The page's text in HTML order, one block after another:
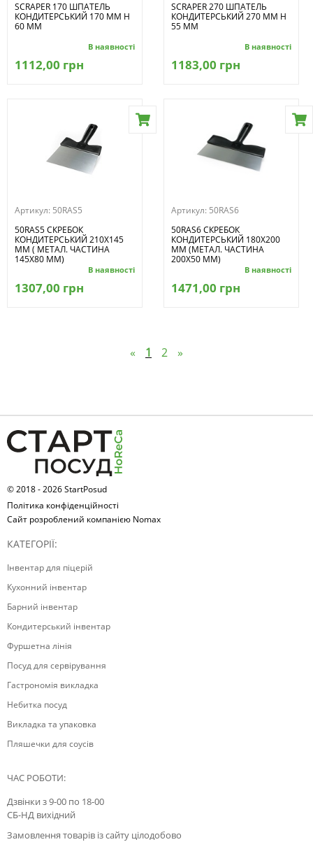
SCRAPER 170 ШПАТЕЛЬ
КОНДИТЕРСЬКИЙ 170 ММ H
60 ММ
В наявності
1112,00 грн
SCRAPER 270 ШПАТЕЛЬ
КОНДИТЕРСЬКИЙ 270 ММ H
55 ММ
В наявності
1183,00 грн
Артикул: 50RAS5
50RAS5 СКРЕБОК
КОНДИТЕРСЬКИЙ 210X145
ММ ( МЕТАЛ. ЧАСТИНА
145Х80 ММ)
В наявності
1307,00 грн
Артикул: 50RAS6
50RAS6 СКРЕБОК
КОНДИТЕРСЬКИЙ 180X200
ММ (МЕТАЛ. ЧАСТИНА
200Х50 ММ)
В наявності
1471,00 грн
« 1 2 »
© 2018 - 2026 StartPosud
Політика конфіденційності
Сайт розроблений компанією Nomax
КАТЕГОРІЇ:
Інвентар для піцерій
Кухонний інвентар
Барний інвентар
Кондитерський інвентар
Фуршетна лінія
Посуд для сервірування
Гастрономія викладка
Небитка посуд
Викладка та упаковка
Пляшечки для соусів
ЧАС РОБОТИ:
Дзвінки з 9-00 по 18-00
СБ-НД вихідний
Замовлення товарів із сайту цілодобово